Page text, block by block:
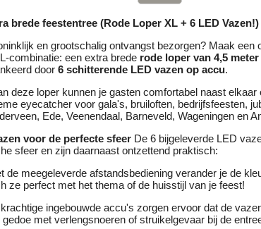
brede feestentree (Rode Loper XL + 6 LED Vazen!)
en grootschalig ontvangst bezorgen? Maak een
combinatie: een extra brede rode loper van 4,5
door 6 schitterende LED vazen op accu.
deze loper kunnen je gasten comfortabel naast elkaar
eyecatcher voor gala's, bruiloften, bedrijfsfeesten,
Ede, Veenendaal, Barneveld, Wageningen en
voor de perfecte sfeer De 6 bijgeleverde LED
sfeer en zijn daarnaast ontzettend praktisch:
de meegeleverde afstandsbediening verander je de
ze perfect met het thema of de huisstijl van je feest!
ingebouwde accu's zorgen ervoor dat de
met verlengsnoeren of struikelgevaar bij de